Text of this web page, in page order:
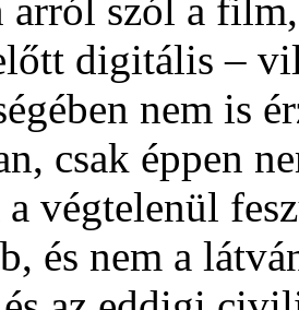
arról szól a
digitális –
nem is
csak éppen
a végtelenül
és nem a